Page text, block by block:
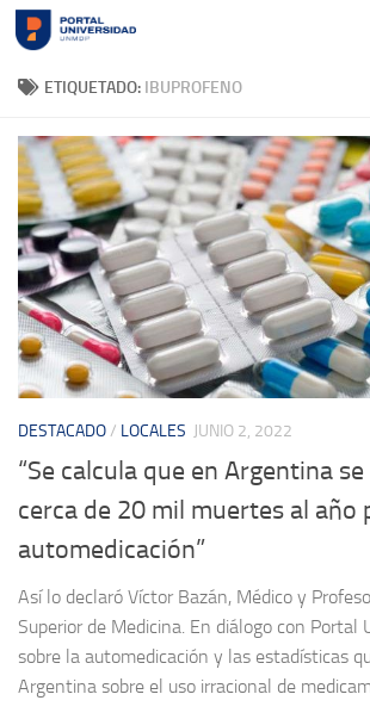
Skip to content
ETIQUETADO: IBUPROFENO
DESTACADO/ LOCALES JUNIO 2, 2022
“Se calcula que en Argentina
cerca de 20 mil muertes al año
automedicación”
Así lo declaró Víctor Bazán, Médico y
Superior de Medicina. En diálogo con Portal
sobre la automedicación y las estadísticas
Argentina sobre el uso irracional de